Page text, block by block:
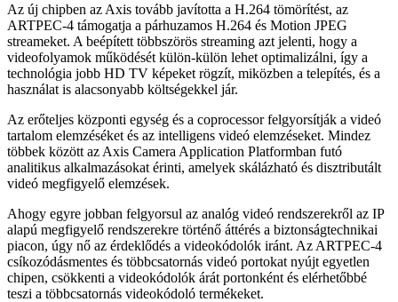
Az új chipben az Axis tovább javította a H.264 tömörítést, az
ARTPEC-4 támogatja a párhuzamos H.264 és Motion JPEG
streameket. A beépített többszörös streaming azt jelenti, hogy a
videofolyamok működését külön-külön lehet optimalizálni, így a
technológia jobb HD TV képeket rögzít, miközben a telepítés, és a
használat is alacsonyabb költségekkel jár.
Az erőteljes központi egység és a coprocessor felgyorsítják a videó
tartalom elemzéséket és az intelligens videó elemzéseket. Mindez
többek között az Axis Camera Application Platformban futó
analitikus alkalmazásokat érinti, amelyek skálázható és disztributált
videó megfigyelő elemzések.
Ahogy egyre jobban felgyorsul az analóg videó rendszerekről az IP
alapú megfigyelő rendszerekre történő áttérés a biztonságtechnikai
piacon, úgy nő az érdeklődés a videokódolók iránt. Az ARTPEC-4
csíkozódásmentes és többcsatornás videó portokat nyújt egyetlen
chipen, csökkenti a videokódolók árát portonként és elérhetőbbé
teszi a többcsatornás videokódoló termékeket.